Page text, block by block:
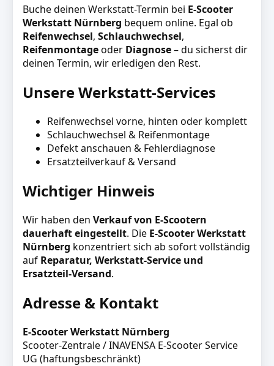
Buche deinen Werkstatt-Termin bei E-Scooter
Werkstatt Nürnberg bequem online. Egal ob
Reifenwechsel, Schlauchwechsel,
Reifenmontageoder Diagnose– du sicherst dir
deinen Termin, wir erledigen den Rest.
Unsere Werkstatt-Services
Reifenwechsel vorne, hinten oder komplett
Schlauchwechsel & Reifenmontage
Defekt anschauen & Fehlerdiagnose
Ersatzteilverkauf & Versand
Wichtiger Hinweis
Wir haben den Verkauf von E-Scootern
dauerhaft eingestellt. Die E-Scooter Werkstatt
Nürnberg konzentriert sich ab sofort vollständig
auf Reparatur, Werkstatt-Service und
Ersatzteil-Versand.
Adresse & Kontakt
E-Scooter Werkstatt Nürnberg
Scooter-Zentrale / INAVENSA E-Scooter Service
UG (haftungsbeschränkt)